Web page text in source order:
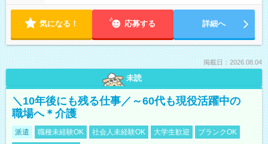
気になる！ 応募する 詳細へ
掲載日：2026.08.04
未読
＼10年後にも残る仕事／～60代も現役活躍中の
職場へ＊介護
派遣 職種未経験OK 社会人未経験OK 大学生歓迎
ブランクOK